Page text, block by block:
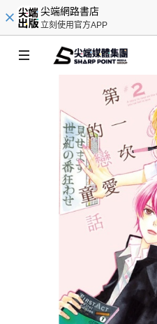
尖端網路書店
立刻使用官方APP